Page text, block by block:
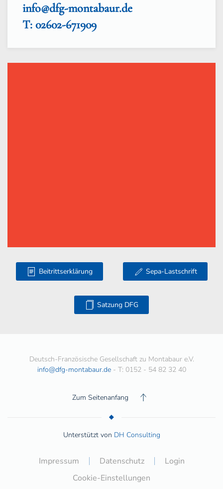
info@dfg-montabaur.de
T: 02602-671909
Beitrittserklärung Sepa-Lastschrift
Satzung DFG
Deutsch-Französische Gesellschaft zu Montabaur e.V.
info@dfg-montabaur.de- T: 0152 - 54 82 32 40
Zum Seitenanfang
Unterstützt von DH Consulting
Impressum Datenschutz
Login
Cookie-Einstellungen